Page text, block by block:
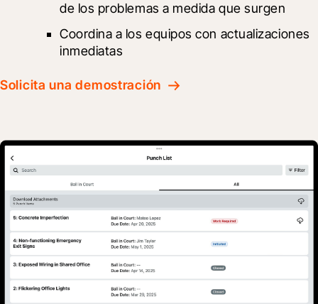
de los problemas a medida que surgen
Coordina a los equipos con actualizaciones
inmediatas
Solicita una demostración